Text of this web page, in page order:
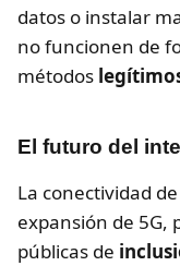
datos o instalar
no funcionen de
métodos
El futuro del
La conectividad
expansión de 5G,
públicas de